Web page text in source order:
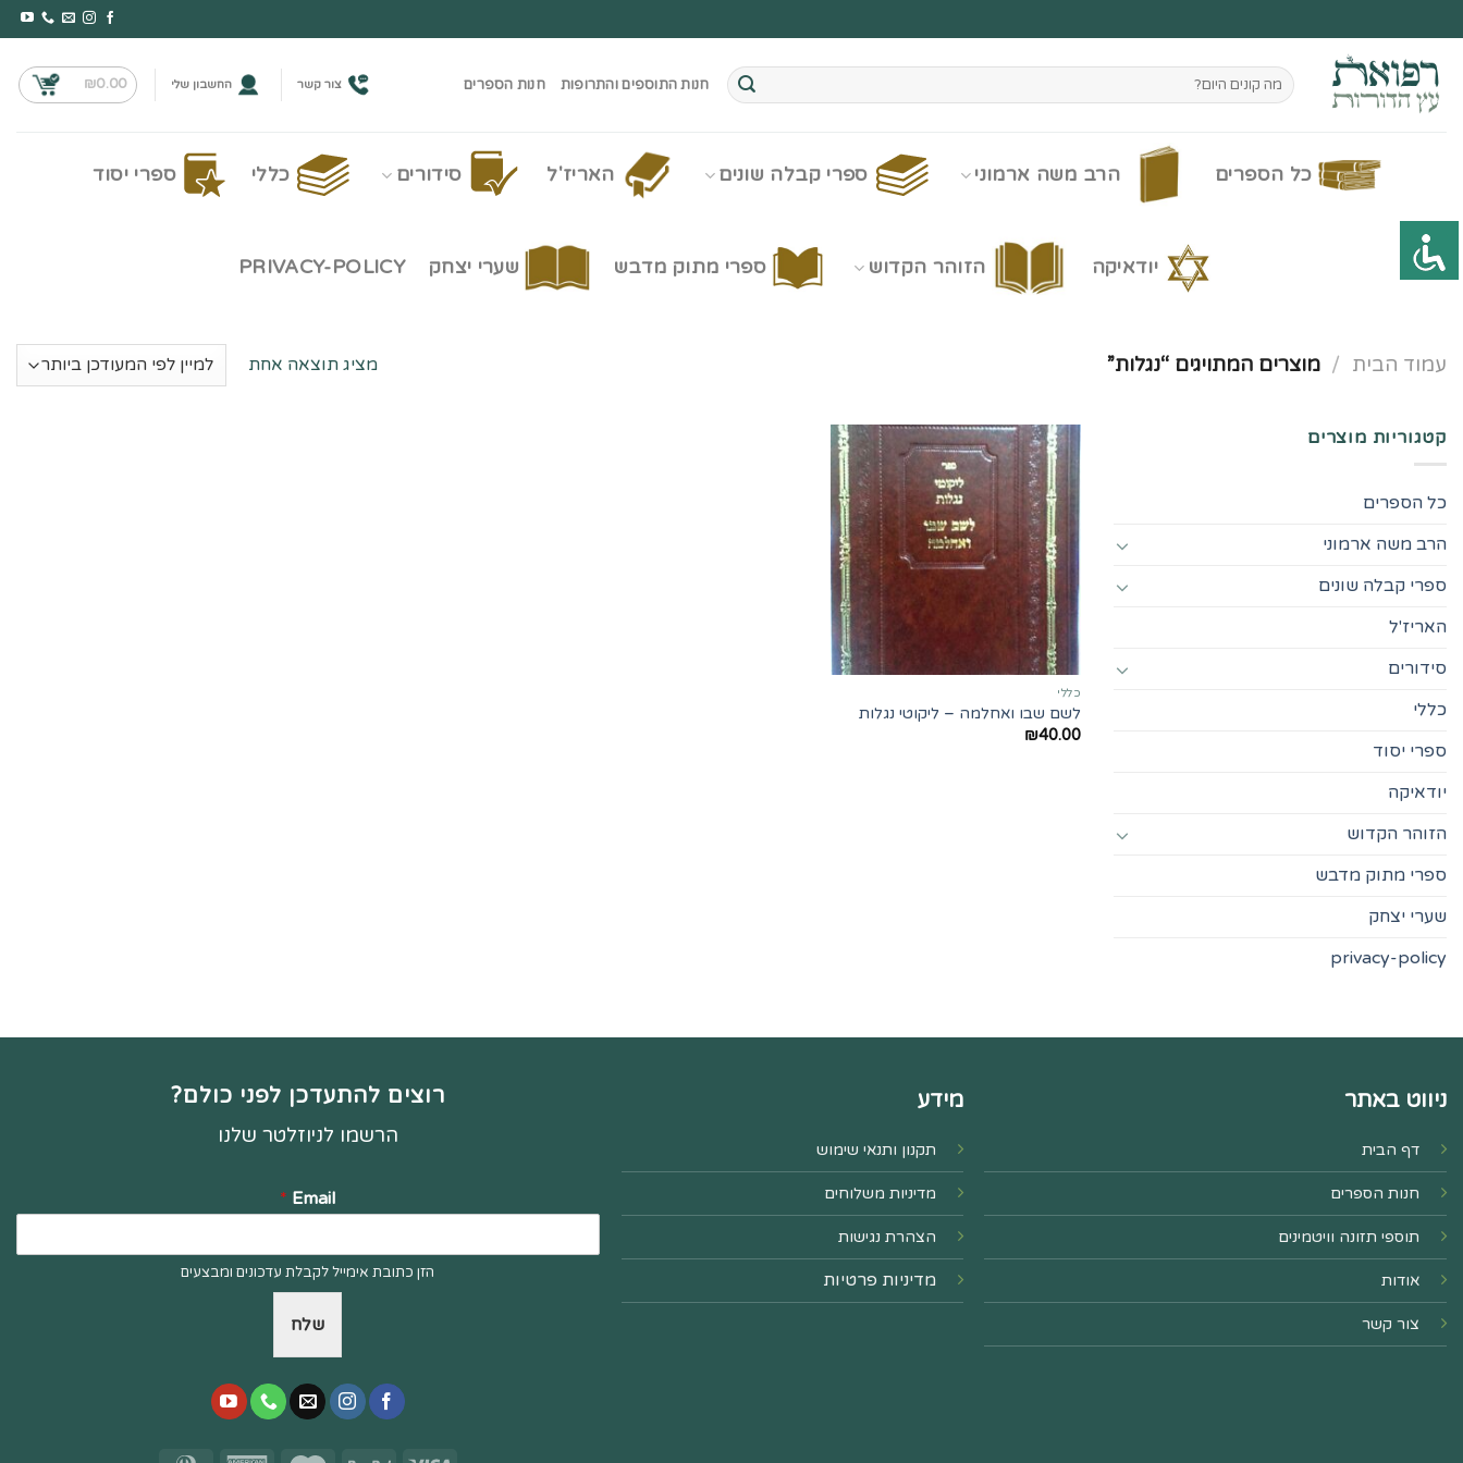
to
content
חיפוש
עבור:
חנות התוספים והתרופות חנות הספרים צור קשר החשבון שלי ₪0.00
כל הספרים הרב משה ארמוני ספרי קבלה שונים האריז'ל סידורים כללי ספרי יסוד
יודאיקה הזוהר הקדוש ספרי מתוק מדבש שערי יצחק PRIVACY-POLICY
עמוד הבית / מוצרים המתויגים “נגלות” מציג תוצאה אחת
קטגוריות מוצרים
כל הספרים
הרב משה ארמוני
ספרי קבלה שונים
האריז'ל
סידורים
כללי
ספרי יסוד
יודאיקה
הזוהר הקדוש
ספרי מתוק מדבש
שערי יצחק
privacy-policy
כללי
לשם שבו ואחלמה – ליקוטי נגלות
₪40.00
ניווט באתר
דף הבית
חנות הספרים
תוספי תזונה וויטמינים
אודות
צור קשר
מידע
תקנון ותנאי שימוש
מדיניות משלוחים
הצהרת נגישות
מדיניות פרטיות
רוצים להתעדכן לפני כולם?
הרשמו לניוזלטר שלנו
Email
*
הזן כתובת אימייל לקבלת עדכונים ומבצעים
שלח